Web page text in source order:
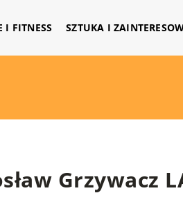
I FITNESS SZTUKA I
Grzywacz